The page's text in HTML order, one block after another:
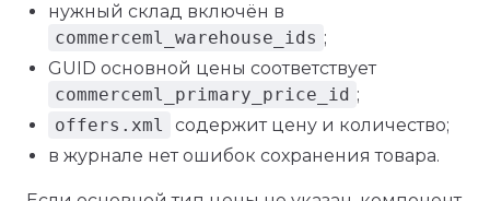
нужный склад включён в
commerceml_warehouse_ids ;
GUID основной цены соответствует
commerceml_primary_price_id ;
offers.xml
содержит цену и количество;
в журнале нет ошибок сохранения товара.